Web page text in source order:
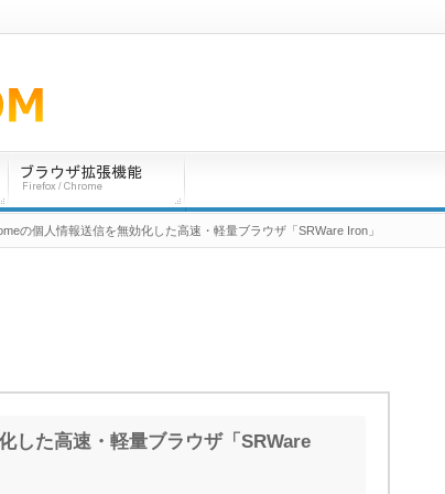
した高速・軽量ブラウザ「SRWare
の個人情報送信を無効化した高速・軽量ブラウザ「SRWare Iron」